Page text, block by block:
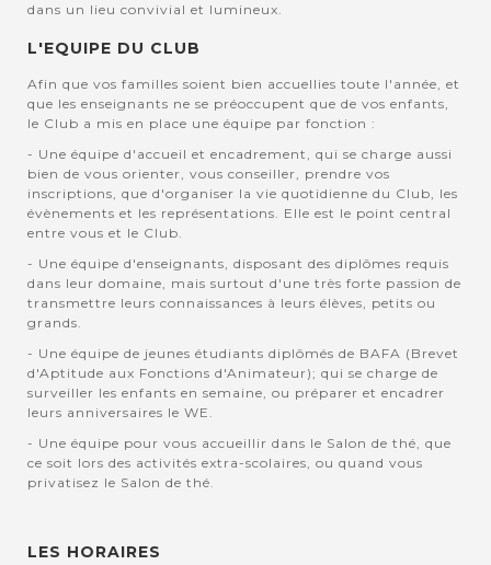
dans un lieu convivial et lumineux.
L'EQUIPE DU CLUB
Afin que vos familles soient bien accuellies toute l'année, et
que les enseignants ne se préoccupent que de vos enfants,
le Club a mis en place une équipe par fonction :
- Une équipe d'accueil et encadrement, qui se charge aussi
bien de vous orienter, vous conseiller, prendre vos
inscriptions, que d'organiser la vie quotidienne du Club, les
évènements et les représentations. Elle est le point central
entre vous et le Club.
- Une équipe d'enseignants, disposant des diplômes requis
dans leur domaine, mais surtout d'une très forte passion de
transmettre leurs connaissances à leurs élèves, petits ou
grands.
- Une équipe de jeunes étudiants diplômés de BAFA (Brevet
d'Aptitude aux Fonctions d'Animateur); qui se charge de
surveiller les enfants en semaine, ou préparer et encadrer
leurs anniversaires le WE.
- Une équipe pour vous accueillir dans le Salon de thé, que
ce soit lors des activités extra-scolaires, ou quand vous
privatisez le Salon de thé.
LES HORAIRES